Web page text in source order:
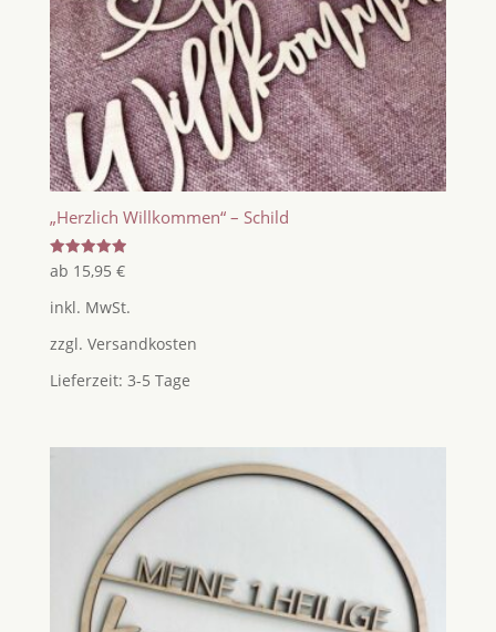
„Herzlich Willkommen“ – Schild
Bewertet
mit
von 5
ab 15,95 €
inkl. MwSt.
zzgl. Versandkosten
Lieferzeit: 3-5 Tage